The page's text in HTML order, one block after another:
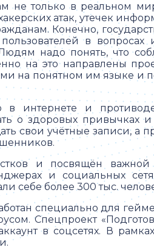
не только в реальном
атак, утечек
Конечно,
в вопросах
надо понять, что
на это направлены
на понятном им языке и
интернете и
о здоровых привычках
свои учётные записи, а
и посвящён
и социальных
себе более 300 тыс.
специально для
Спецпроект
в соцсетях. В